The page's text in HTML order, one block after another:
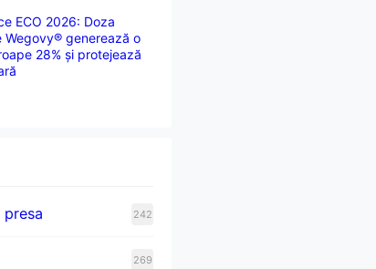
ECO 2026: Doza
Wegovy® generează o
28% și protejează
242
269